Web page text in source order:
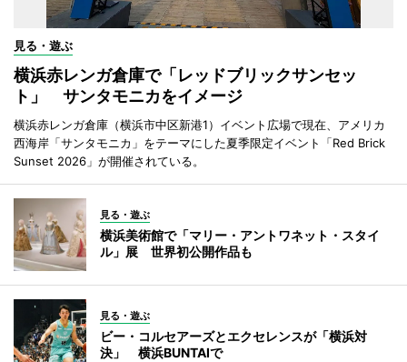
見る・遊ぶ
横浜赤レンガ倉庫で「レッドブリックサンセッ
ト」 サンタモニカをイメージ
横浜赤レンガ倉庫（横浜市中区新港1）イベント広場で現在、アメリカ
西海岸「サンタモニカ」をテーマにした夏季限定イベント「Red Brick
Sunset 2026」が開催されている。
見る・遊ぶ
横浜美術館で「マリー・アントワネット・スタイ
ル」展 世界初公開作品も
見る・遊ぶ
ビー・コルセアーズとエクセレンスが「横浜対
決」 横浜BUNTAIで